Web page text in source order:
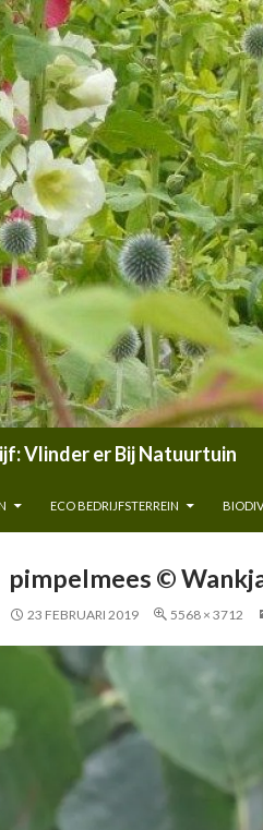
Vlinder er Bij Natuurtuin
ECO BEDRIJFSTERREIN
pimpelmees ©
23 FEBRUARI 2019 5568 × 3712